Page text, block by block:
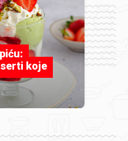
koje